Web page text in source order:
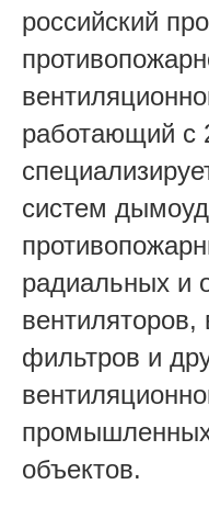
российский
работающий с
систем
радиальных и
фильтров и
объектов.